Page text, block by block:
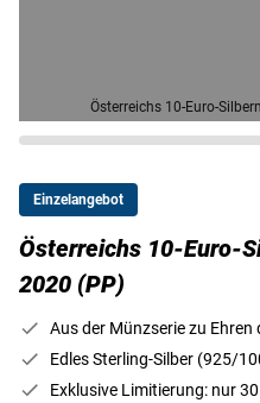
Österreichs 10-Euro-
Einzelangebot
Österreichs 10-Euro-
2020 (PP)
Aus der Münzserie zu Ehren
Edles Sterling-Silber (925/
Exklusive Limitierung: nur